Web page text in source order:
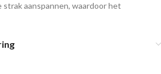
aanspannen, waardoor het